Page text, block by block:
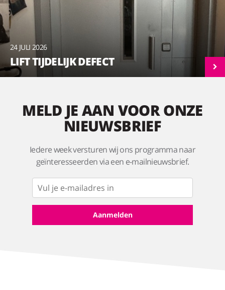
24 JULI 2026
LIFT TIJDELIJK DEFECT
MELD JE AAN VOOR ONZE
NIEUWSBRIEF
Iedere week versturen wij ons programma naar
geïnteresseerden via een e-mailnieuwsbrief.